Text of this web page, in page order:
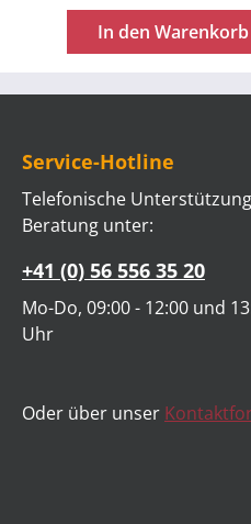
ein umfangreiches
Programm für einen
Nachmittag
vom Einzug bis zur
Auferstehung mit Hilfe
des Detektivs Mr.
zu dem Fazit führen:
Jesus ist der wahre
erlebnisreichen
In den Warenkorb
Service-Hotline
Telefonische
Beratung unter:
+41 (0) 56 556 35 20
Mo-Do, 09:00 - 12:00 und
Uhr
Oder über unser